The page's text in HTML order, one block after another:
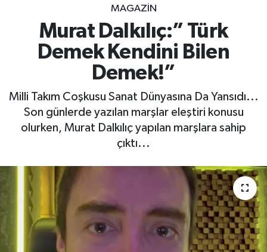
MAGAZİN
Murat Dalkılıç:” Türk
Demek Kendini Bilen
Demek!”
Milli Takım Coşkusu Sanat Dünyasına Da Yansıdı...
Son günlerde yazılan marşlar eleştiri konusu
olurken, Murat Dalkılıç yapılan marşlara sahip
çıktı...